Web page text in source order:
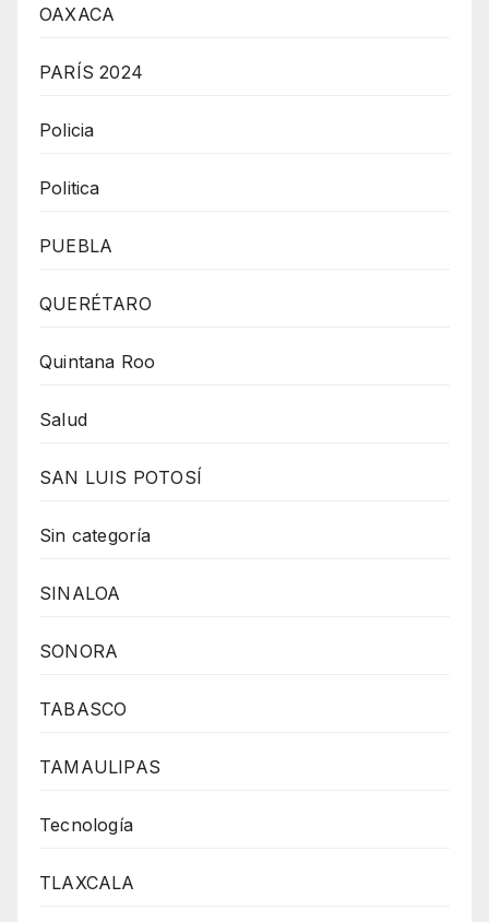
OAXACA
PARÍS 2024
Policia
Politica
PUEBLA
QUERÉTARO
Quintana Roo
Salud
SAN LUIS POTOSÍ
Sin categoría
SINALOA
SONORA
TABASCO
TAMAULIPAS
Tecnología
TLAXCALA